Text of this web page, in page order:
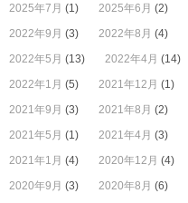
2025年7月 (1) 2025年6月 (2)
2022年9月 (3) 2022年8月 (4)
2022年5月 (13) 2022年4月 (14)
2022年1月 (5) 2021年12月 (1)
2021年9月 (3) 2021年8月 (2)
2021年5月 (1) 2021年4月 (3)
2021年1月 (4) 2020年12月 (4)
2020年9月 (3) 2020年8月 (6)